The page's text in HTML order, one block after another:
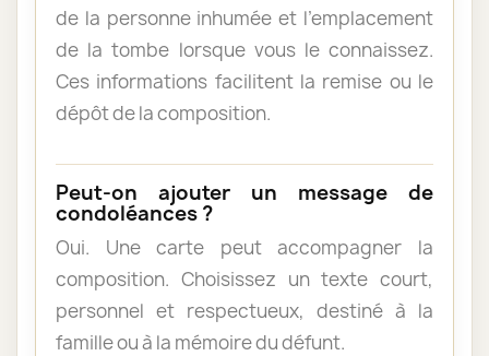
de la personne inhumée et l’emplacement
de la tombe lorsque vous le connaissez.
Ces informations facilitent la remise ou le
dépôt de la composition.
Peut-on ajouter un message de
condoléances ?
Oui. Une carte peut accompagner la
composition. Choisissez un texte court,
personnel et respectueux, destiné à la
famille ou à la mémoire du défunt.